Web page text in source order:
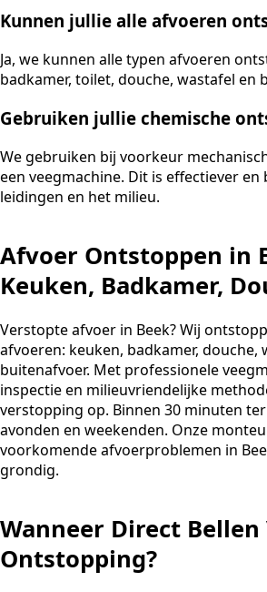
Kunnen jullie alle afvoeren
Ja, we kunnen alle typen afvoeren
badkamer, toilet, douche, wastafel en
Gebruiken jullie chemische
We gebruiken bij voorkeur
een veegmachine. Dit is effectiever
leidingen en het milieu.
Afvoer Ontstoppen in
Keuken, Badkamer,
Verstopte afvoer in Beek? Wij
afvoeren: keuken, badkamer, douche,
buitenafvoer. Met professionele
inspectie en milieuvriendelijke
verstopping op. Binnen 30 minuten
avonden en weekenden. Onze
voorkomende afvoerproblemen in
grondig.
Wanneer Direct
Ontstopping?